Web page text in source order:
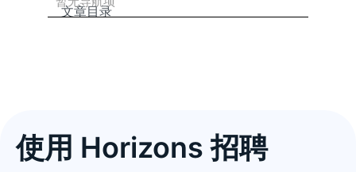
文章目录
使用 Horizons 招聘